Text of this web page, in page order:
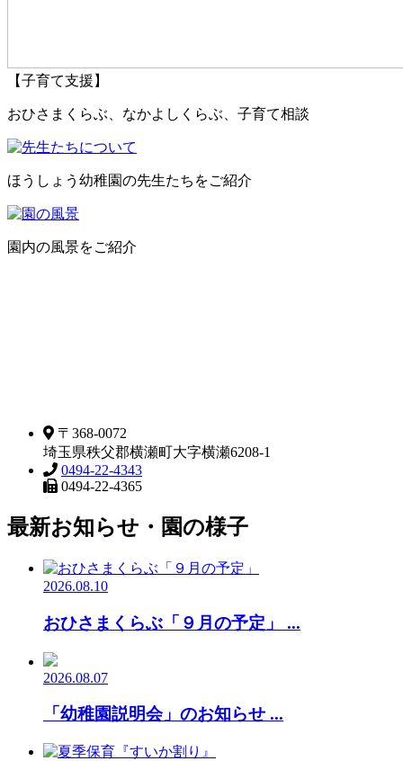
【子育て支援】
おひさまくらぶ、なかよしくらぶ、子育て相談
ほうしょう幼稚園の先生たちをご紹介
園内の風景をご紹介
〒368-0072
埼玉県秩父郡横瀬町大字横瀬6208-1
0494-22-4343
0494-22-4365
最新お知らせ・園の様子
2026.08.10
おひさまくらぶ「９月の予定」 ...
2026.08.07
「幼稚園説明会」のお知らせ ...